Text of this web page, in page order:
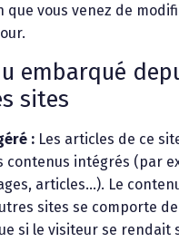
que vous venez de
embarqué
sites
: Les articles de ce
contenus intégrés (par
articles…). Le
sites se comporte
si le visiteur se rendait